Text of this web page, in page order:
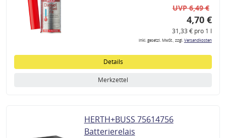
UVP 6,49 €
4,70 €
31,33 € pro 1 l
inkl. gesetzl. MwSt., zzgl.Versandkosten
Details
Merkzettel
HERTH+BUSS 75614756
Batterierelais